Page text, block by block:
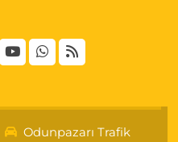
Odunpazarı Trafik